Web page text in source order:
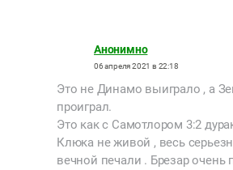
Анонимно
06 апреля 2021 в 22:18
Это не Динамо выиграло , а
проиграл.
Это как с Самотлором 3:2
Клюка не живой , весь
вечной печали . Брезар очень